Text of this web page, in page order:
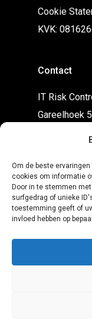
Om de beste
cookies om informatie
Door in te stemmen
surfgedrag of unieke
toestemming geeft of
invloed hebben op
Cookie
KVK:
Contact
IT Risk
Gareelhoek
06-5394
Volg Ons
LinkedIn